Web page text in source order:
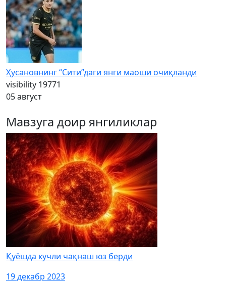
Ҳусановнинг “Сити”даги янги маоши очиқланди
visibility 19771
05 август
Мавзуга доир янгиликлар
Қуёшда кучли чақнаш юз берди
19 декабр 2023